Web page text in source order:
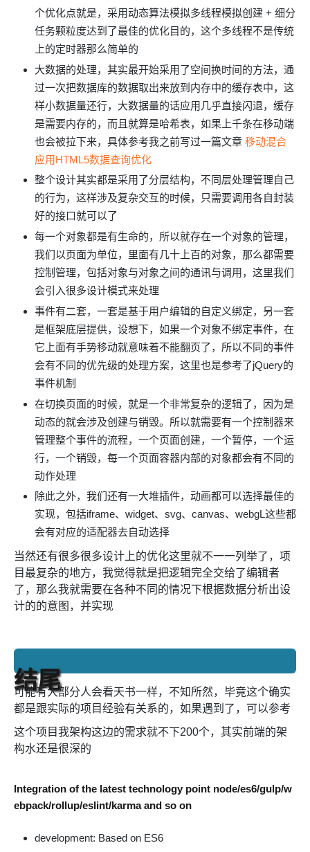
个优化点就是，采用动态算法模拟多线程模拟创建 + 细分
任务颗粒度达到了最佳的优化目的，这个多线程不是传统
上的定时器那么简单的
大数据的处理，其实最开始采用了空间换时间的方法，通
过一次把数据库的数据取出来放到内存中的缓存表中，这
样小数据量还行，大数据量的话应用几乎直接闪退，缓存
是需要内存的，而且就算是哈希表，如果上千条在移动端
也会被拉下来，具体参考我之前写过一篇文章 移动混合
应用HTML5数据查询优化
整个设计其实都是采用了分层结构，不同层处理管理自己
的行为，这样涉及复杂交互的时候，只需要调用各自封装
好的接口就可以了
每一个对象都是有生命的，所以就存在一个对象的管理，
我们以页面为单位，里面有几十上百的对象，那么都需要
控制管理，包括对象与对象之间的通讯与调用，这里我们
会引入很多设计模式来处理
事件有二套，一套是基于用户编辑的自定义绑定，另一套
是框架底层提供，设想下，如果一个对象不绑定事件，在
它上面有手势移动就意味着不能翻页了，所以不同的事件
会有不同的优先级的处理方案，这里也是参考了jQuery的
事件机制
在切换页面的时候，就是一个非常复杂的逻辑了，因为是
动态的就会涉及创建与销毁。所以就需要有一个控制器来
管理整个事件的流程，一个页面创建，一个暂停，一个运
行，一个销毁，每一个页面容器内部的对象都会有不同的
动作处理
除此之外，我们还有一大堆插件，动画都可以选择最佳的
实现，包括iframe、widget、svg、canvas、webgL这些都
会有对应的适配器去自动选择
当然还有很多很多设计上的优化这里就不一一列举了，项
目最复杂的地方，我觉得就是把逻辑完全交给了编辑者
了，那么我就需要在各种不同的情况下根据数据分析出设
计的的意图，并实现
结尾
可能有大部分人会看天书一样，不知所然，毕竟这个确实
都是跟实际的项目经验有关系的，如果遇到了，可以参考
这个项目我架构这边的需求就不下200个，其实前端的架
构水还是很深的
Integration of the latest technology point node/es6/gulp/w
ebpack/rollup/eslint/karma and so on
development: Based on ES6